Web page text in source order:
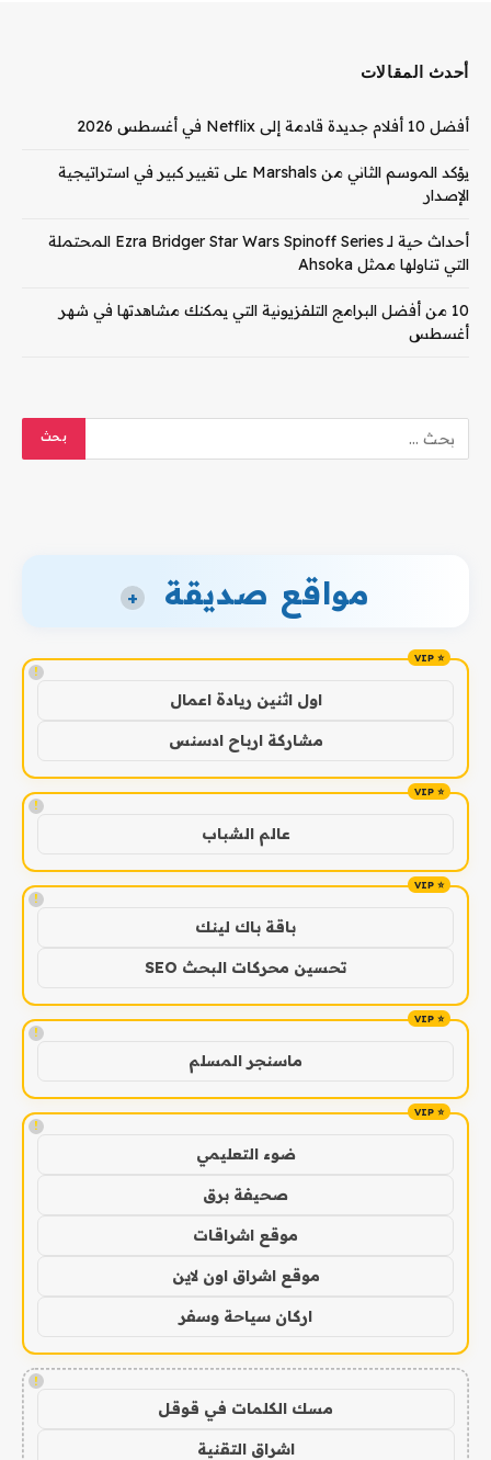
أحدث المقالات
أفضل 10 أفلام جديدة قادمة إلى Netflix في أغسطس 2026
يؤكد الموسم الثاني من Marshals على تغيير كبير في استراتيجية
الإصدار
أحداث حية لـ Ezra Bridger Star Wars Spinoff Series المحتملة
التي تناولها ممثل Ahsoka
10 من أفضل البرامج التلفزيونية التي يمكنك مشاهدتها في شهر
أغسطس
مواقع صديقة +
!
اول اثنين ريادة اعمال
مشاركة ارباح ادسنس
!
عالم الشباب
!
باقة باك لينك
تحسين محركات البحث SEO
!
ماسنجر المسلم
!
ضوء التعليمي
صحيفة برق
موقع اشراقات
موقع اشراق اون لاين
اركان سياحة وسفر
!
مسك الكلمات في قوقل
اشراق التقنية